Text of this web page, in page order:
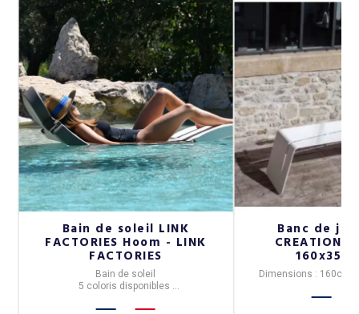
Bain de soleil LINK
FACTORIES Hoom - LINK
FACTORIES
Bain de soleil
5 coloris disponibles
Banc de
CREATION
Dimensions : 160cm